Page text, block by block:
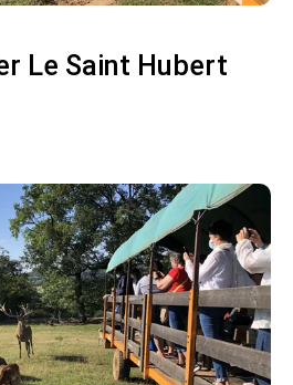
Le Saint Hubert